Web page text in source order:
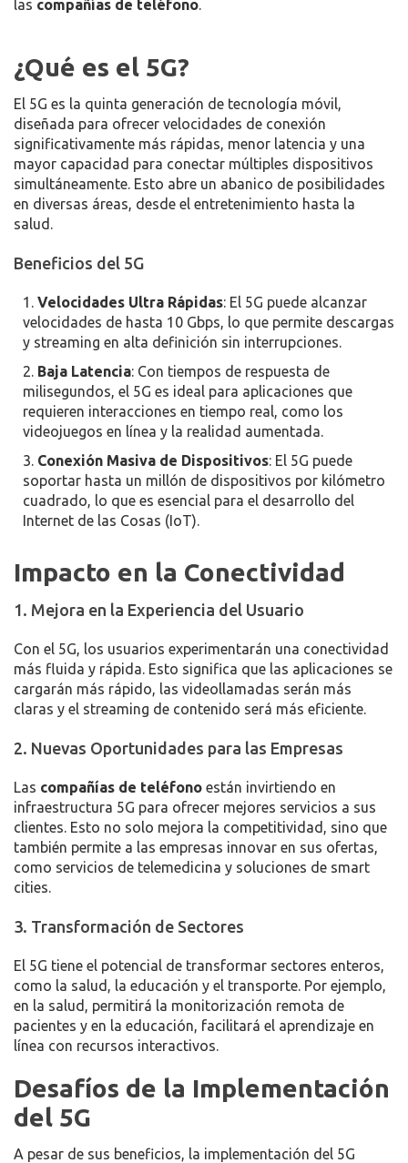
las compañías de teléfono.
¿Qué es el 5G?
El 5G es la quinta generación de tecnología móvil,
diseñada para ofrecer velocidades de conexión
significativamente más rápidas, menor latencia y una
mayor capacidad para conectar múltiples dispositivos
simultáneamente. Esto abre un abanico de posibilidades
en diversas áreas, desde el entretenimiento hasta la
salud.
Beneficios del 5G
Velocidades Ultra Rápidas: El 5G puede alcanzar
velocidades de hasta 10 Gbps, lo que permite descargas
y streaming en alta definición sin interrupciones.
Baja Latencia: Con tiempos de respuesta de
milisegundos, el 5G es ideal para aplicaciones que
requieren interacciones en tiempo real, como los
videojuegos en línea y la realidad aumentada.
Conexión Masiva de Dispositivos: El 5G puede
soportar hasta un millón de dispositivos por kilómetro
cuadrado, lo que es esencial para el desarrollo del
Internet de las Cosas (IoT).
Impacto en la Conectividad
1. Mejora en la Experiencia del Usuario
Con el 5G, los usuarios experimentarán una conectividad
más fluida y rápida. Esto significa que las aplicaciones se
cargarán más rápido, las videollamadas serán más
claras y el streaming de contenido será más eficiente.
2. Nuevas Oportunidades para las Empresas
Las compañías de teléfono están invirtiendo en
infraestructura 5G para ofrecer mejores servicios a sus
clientes. Esto no solo mejora la competitividad, sino que
también permite a las empresas innovar en sus ofertas,
como servicios de telemedicina y soluciones de smart
cities.
3. Transformación de Sectores
El 5G tiene el potencial de transformar sectores enteros,
como la salud, la educación y el transporte. Por ejemplo,
en la salud, permitirá la monitorización remota de
pacientes y en la educación, facilitará el aprendizaje en
línea con recursos interactivos.
Desafíos de la Implementación
del 5G
A pesar de sus beneficios, la implementación del 5G